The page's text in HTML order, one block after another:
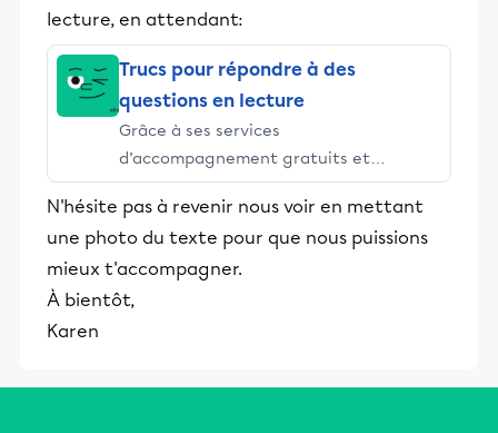
lecture, en attendant:
Trucs pour répondre à des
questions en lecture
Grâce à ses services
d’accompagnement gratuits et
stimulants, Alloprof engage les élèves
et leurs parents dans la réussite
éducative.
N'hésite pas à revenir nous voir en mettant
une photo du texte pour que nous puissions
mieux t'accompagner.
À bientôt,
Karen